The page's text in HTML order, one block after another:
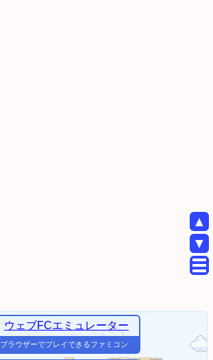
ウェブFCエミュレーター
ブラウザーでプレイできるファミコン
▲
▼